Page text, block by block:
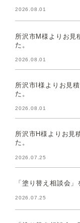
2026.08.01
所沢市M様よりお見
た。
2026.08.01
所沢市I様よりお見
た。
2026.08.01
所沢市H様よりお見
た。
2026.07.25
「塗り替え相談会
2026.07.25